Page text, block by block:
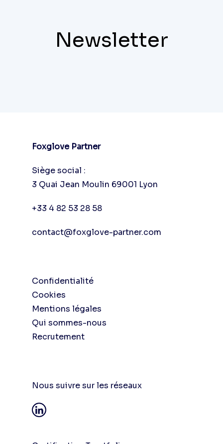
Newsletter
Foxglove Partner
Siège social :
3 Quai Jean Moulin 69001 Lyon
+33 4 82 53 28 58
contact@foxglove-partner.com
Confidentialité
Cookies
Mentions légales
Qui sommes-nous
Recrutement
Nous suivre sur les réseaux